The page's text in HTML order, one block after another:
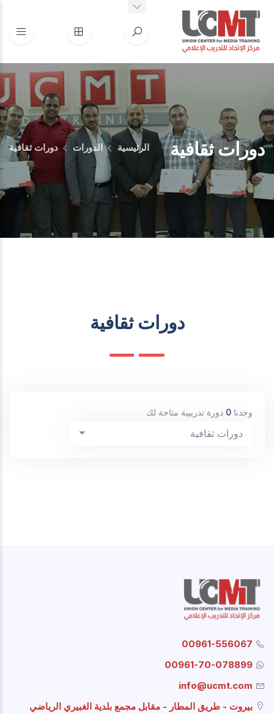
دورات ثقافية الرئيسية الدورات دورات ثقافية
دورات ثقافية
وجدنا 0 دورة تدريبية متاحة لك
دورات ثقافية
00961-556067
00961-70-078899
info@ucmt.com
بيروت - طريق المطار - مقابل مجمع بلدية الغبيري الرياضي